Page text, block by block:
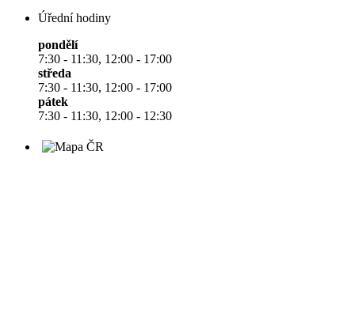
Úřední hodiny
pondělí
7:30 - 11:30, 12:00 - 17:00
středa
7:30 - 11:30, 12:00 - 17:00
pátek
7:30 - 11:30, 12:00 - 12:30